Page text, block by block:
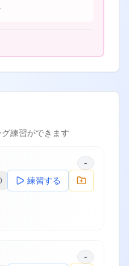
練習ができます
-
練習する
-